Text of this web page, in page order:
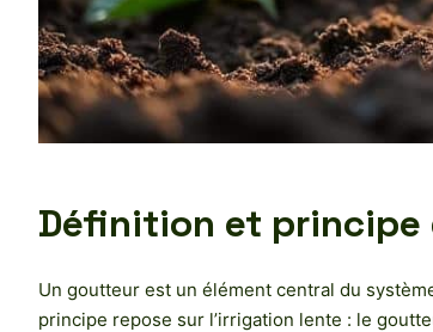
Définition et principe
Un goutteur est un élément central du
principe repose sur l’irrigation lente : le